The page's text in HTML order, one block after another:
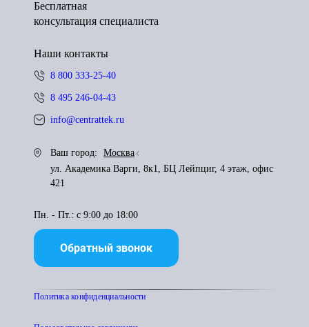
Бесплатная
консультация специалиста
Наши контакты
8 800 333-25-40
8 495 246-04-43
info@centrattek.ru
Ваш город:
Москва
ул. Академика Варги, 8к1, БЦ Лейпциг, 4 этаж, офис
421
Пн. - Пт.: с 9:00 до 18:00
Обратный звонок
Политика конфиденциальности